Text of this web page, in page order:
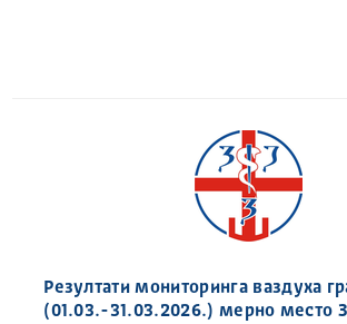
Резултати мониторинга ваздуха
(01.03.-31.03.2026.) мерно место